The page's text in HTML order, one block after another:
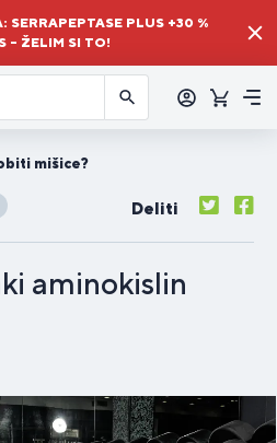
SERRAPEPTASE PLUS +30 %
– ŽELIM SI TO!
mišice?
Deliti
aminokislin